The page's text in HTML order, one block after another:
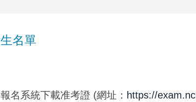
名單
名系統下載准考證 (網址： https://